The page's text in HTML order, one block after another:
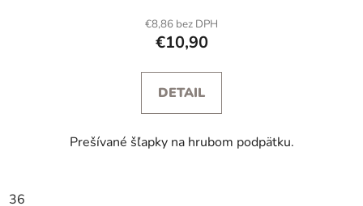
€8,86 bez DPH
€10,90
DETAIL
Prešívané šľapky na hrubom podpätku.
36